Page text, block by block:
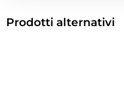
Prodotti alternativi